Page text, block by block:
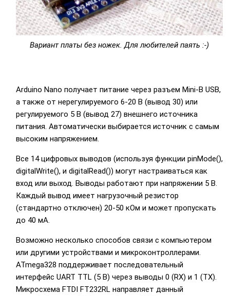
Вариант платы без ножек. Для любителей паять :-)
Arduino Nano получает питание через разъем Mini-B USB,
а также от нерегулируемого 6-20 В (вывод 30) или
регулируемого 5 В (вывод 27) внешнего источника
питания. Автоматически выбирается источник с самым
высоким напряжением.
Все 14 цифровых выводов (используя функции pinMode(),
digitalWrite(), и digitalRead()) могут настраиваться как
вход или выход. Выводы работают при напряжении 5 В.
Каждый вывод имеет нагрузочный резистор
(стандартно отключен) 20-50 кОм и может пропускать
до 40 мА.
Возможно несколько способов связи с компьютером
или другими устройствами и микроконтроллерами.
ATmega328 поддерживает последовательный
интерфейс UART TTL (5 В) через выводы 0 (RX) и 1 (TX).
Микросхема FTDI FT232RL направляет данный